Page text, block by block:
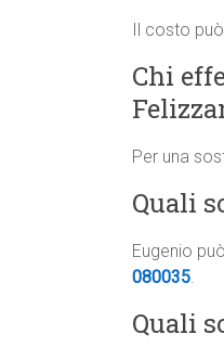
Il costo
Chi
Per una
Quali
Eugenio
080035.
Quali